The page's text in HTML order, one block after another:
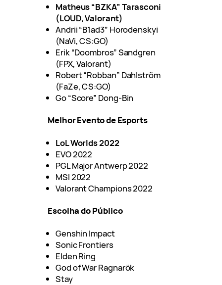
Matheus “BZKA” Tarasconi
(LOUD, Valorant)
Andrii “B1ad3” Horodenskyi
(NaVi, CS:GO)
Erik “Doombros” Sandgren
(FPX, Valorant)
Robert “Robban” Dahlström
(FaZe, CS:GO)
Go “Score” Dong-Bin
Melhor Evento de Esports
LoL Worlds 2022
EVO 2022
PGL Major Antwerp 2022
MSI 2022
Valorant Champions 2022
Escolha do Público
Genshin Impact
Sonic Frontiers
Elden Ring
God of War Ragnarök
Stay